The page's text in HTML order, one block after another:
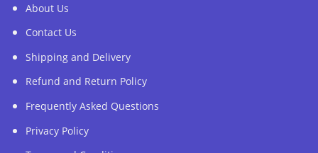
About Us
Contact Us
Shipping and Delivery
Refund and Return Policy
Frequently Asked Questions
Privacy Policy